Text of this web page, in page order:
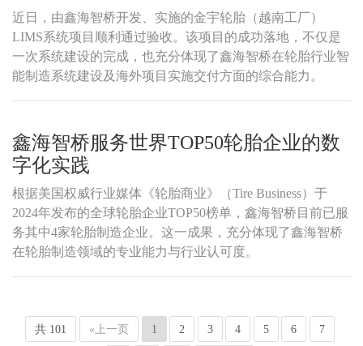
近日，由鑫海智桥开发、实施的金宇轮胎（越南工厂）
LIMS系统项目顺利通过验收。该项目的成功落地，不仅是
一次系统建设的完成，也充分体现了鑫海智桥在轮胎行业智
能制造系统建设及海外项目实施交付方面的综合能力。
鑫海智桥服务世界TOP50轮胎企业的数
字化实践
根据美国权威行业媒体《轮胎商业》（Tire Business）于
2024年发布的全球轮胎企业TOP50榜单，鑫海智桥目前已服
务其中4家轮胎制造企业。这一成果，充分体现了鑫海智桥
在轮胎制造领域的专业能力与行业认可度。
共 101 «上一页 1 2 3 4 5 6 7